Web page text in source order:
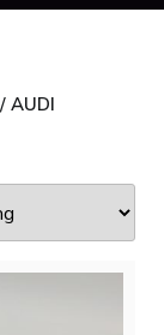
/ AUDI